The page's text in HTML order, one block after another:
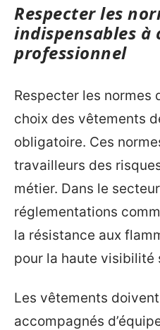
Respecter les
indispensables à
professionnel
Respecter les normes
choix des vêtements
obligatoire. Ces
travailleurs des
métier. Dans le
réglementations
la résistance aux
pour la haute visibilité
Les vêtements
accompagnés